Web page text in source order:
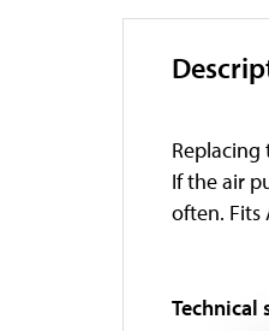
If the air
often. Fits
Technical